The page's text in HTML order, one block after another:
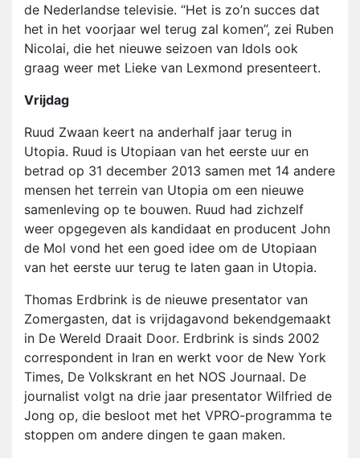
de Nederlandse televisie. “Het is zo’n succes dat
het in het voorjaar wel terug zal komen”, zei Ruben
Nicolai, die het nieuwe seizoen van Idols ook
graag weer met Lieke van Lexmond presenteert.
Vrijdag
Ruud Zwaan keert na anderhalf jaar terug in
Utopia. Ruud is Utopiaan van het eerste uur en
betrad op 31 december 2013 samen met 14 andere
mensen het terrein van Utopia om een nieuwe
samenleving op te bouwen. Ruud had zichzelf
weer opgegeven als kandidaat en producent John
de Mol vond het een goed idee om de Utopiaan
van het eerste uur terug te laten gaan in Utopia.
Thomas Erdbrink is de nieuwe presentator van
Zomergasten, dat is vrijdagavond bekendgemaakt
in De Wereld Draait Door. Erdbrink is sinds 2002
correspondent in Iran en werkt voor de New York
Times, De Volkskrant en het NOS Journaal. De
journalist volgt na drie jaar presentator Wilfried de
Jong op, die besloot met het VPRO-programma te
stoppen om andere dingen te gaan maken.